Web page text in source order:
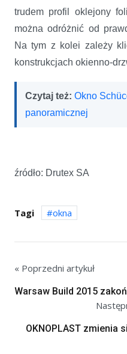
trudem profil oklejony
można odróżnić od
Na tym z kolei zależy
konstrukcjach okienno-
Czytaj też: Okno
panoramicznej
źródło: Drutex SA
Tagi okna
« Poprzedni artykuł
Warsaw Build 2015
OKNOPLAST zmienia